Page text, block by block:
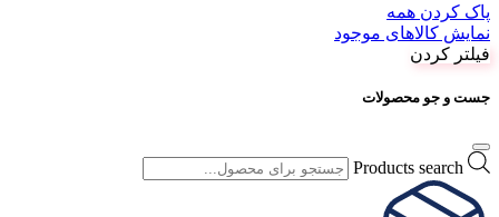
پاک کردن همه
نمایش کالاهای موجود
فیلتر کردن
جست و جو محصولات
Products search